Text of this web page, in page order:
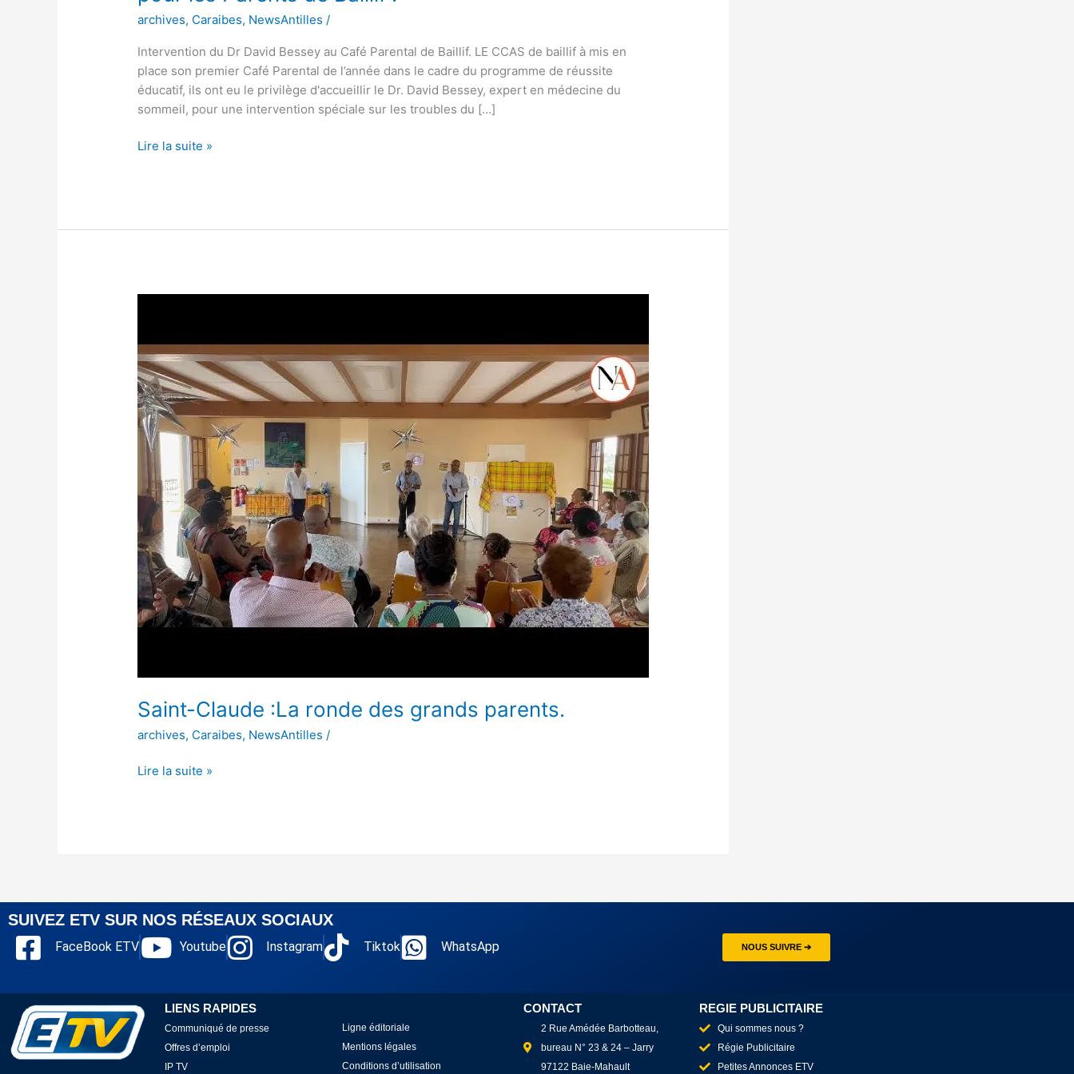
archives, Caraibes, NewsAntilles /
Intervention du Dr David Bessey au Café Parental de Baillif. LE CCAS de baillif à mis en
place son premier Café Parental de l’année dans le cadre du programme de réussite
éducatif, ils ont eu le privilège d'accueillir le Dr. David Bessey, expert en médecine du
sommeil, pour une intervention spéciale sur les troubles du […]
Lire la suite »
Saint-Claude :La ronde des grands parents.
archives, Caraibes, NewsAntilles /
:La
ronde
des
grands
parents.
Lire la suite »
SUIVEZ ETV SUR NOS RÉSEAUX SOCIAUX
FaceBook ETV Youtube Instagram Tiktok WhatsApp NOUS SUIVRE ➔
LIENS RAPIDES
Communiqué de presse
Offres d’emploi
IP TV
Ligne éditoriale
Mentions légales
Conditions d’utilisation
CONTACT
2 Rue Amédée Barbotteau,
bureau N° 23 & 24 – Jarry
97122 Baie-Mahault
REGIE PUBLICITAIRE
Qui sommes nous ?
Régie Publicitaire
Petites Annonces ETV